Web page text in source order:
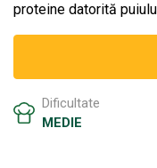
proteine datorită
Dificultate
MEDIE